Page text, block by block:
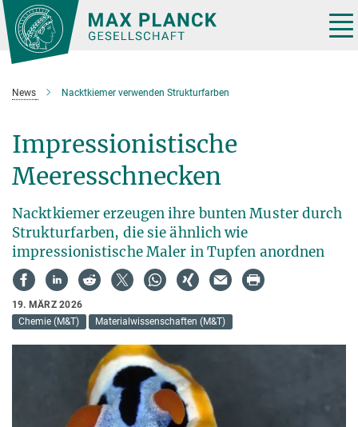
Hauptinhalt
News Nacktkiemer verwenden Strukturfarben
Impressionistische
Meeresschnecken
Nacktkiemer erzeugen ihre bunten Muster durch
Strukturfarben, die sie ähnlich wie
impressionistische Maler in Tupfen anordnen
19. MÄRZ 2026
Chemie (M&T)
Materialwissenschaften (M&T)